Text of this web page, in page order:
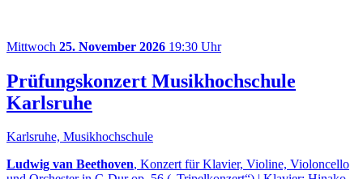
Mittwoch 25. November 2026 19:30 Uhr
Prüfungskonzert Musikhochschule
Karlsruhe
Karlsruhe, Musikhochschule
Ludwig van Beethoven, Konzert für Klavier, Violine, Violoncello